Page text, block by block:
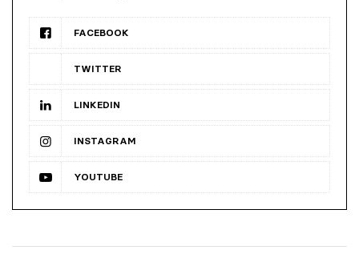
FACEBOOK
TWITTER
LINKEDIN
INSTAGRAM
YOUTUBE